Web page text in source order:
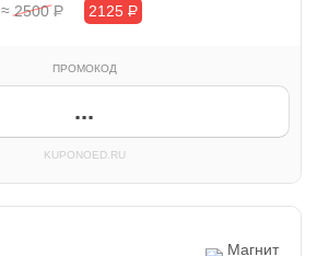
≈ 2500Р 2125 Р
ПРОМОКОД
...
KUPONOED.RU
Магнит